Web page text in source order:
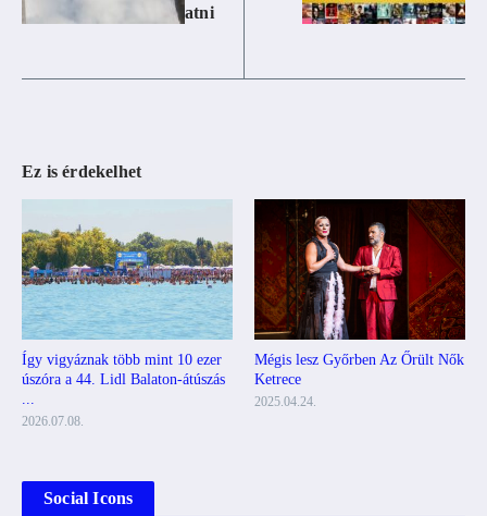
atni
Ez is érdekelhet
Így vigyáznak több mint 10 ezer
úszóra a 44. Lidl Balaton-átúszás
...
2026.07.08.
Mégis lesz Győrben Az Őrült Nők
Ketrece
2025.04.24.
Social Icons